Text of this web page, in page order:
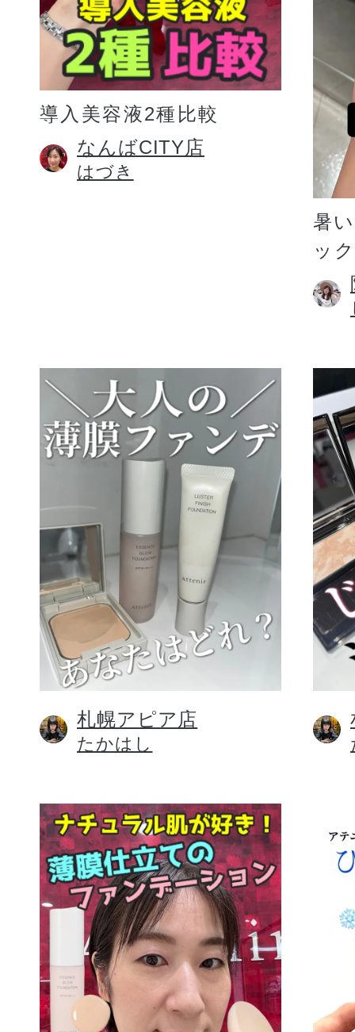
プリマモイスト
スキンクリア
クレンズオイル
スキンケア
メイクアップ
健康食品／サプ
ファッション
ギフト
導入美容液2種比較
なんばCITY店
はづき
暑
ッ
札幌アピア店
たかはし